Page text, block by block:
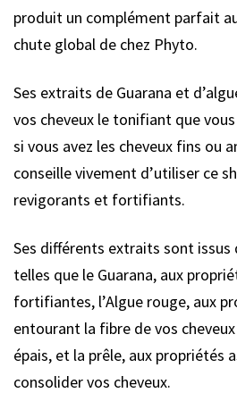
produit un complément parfait
chute global de chez Phyto.
Ses extraits de Guarana et
vos cheveux le tonifiant que
si vous avez les cheveux fins ou
conseille vivement d’utiliser ce
revigorants et fortifiants.
Ses différents extraits sont issus
telles que le Guarana, aux
fortifiantes, l’Algue rouge, aux
entourant la fibre de vos
épais, et la prêle, aux propriétés
consolider vos cheveux.